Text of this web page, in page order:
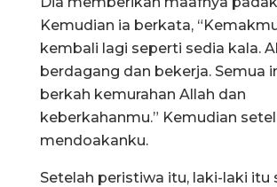
Kemudian ia berkata,
kembali lagi seperti sedia kala.
berdagang dan bekerja. Semua
berkah kemurahan Allah dan
keberkahanmu.” Kemudian
mendoakanku.
Setelah peristiwa itu, laki-laki itu